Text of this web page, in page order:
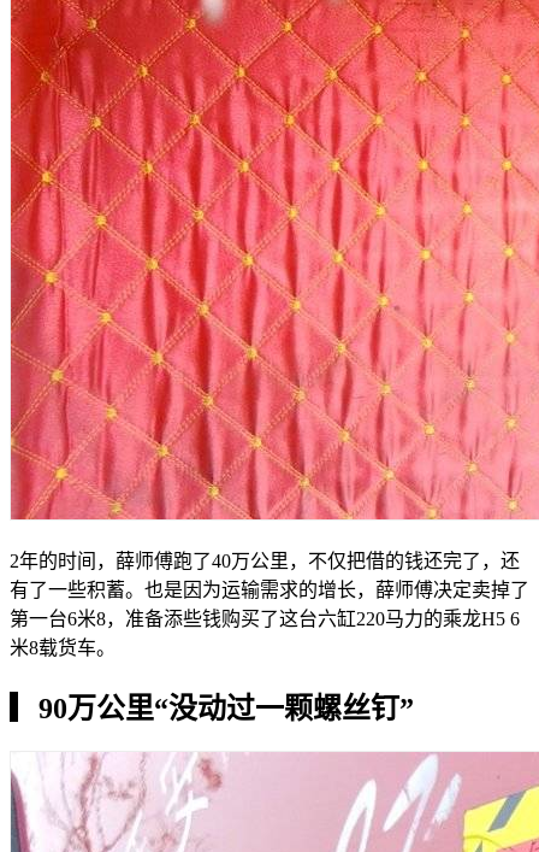
2年的时间，薛师傅跑了40万公里，不仅把借的钱还完了，还
有了一些积蓄。也是因为运输需求的增长，薛师傅决定卖掉了
第一台6米8，准备添些钱购买了这台六缸220马力的乘龙H5 6
米8载货车。
90万公里“没动过一颗螺丝钉”